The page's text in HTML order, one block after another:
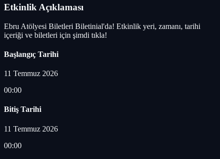
Etkinlik Açıklaması
Ebru Atölyesi Biletleri Biletinial'da! Etkinlik yeri, zamanı, tarihi
içeriği ve biletleri için şimdi tıkla!
Başlangıç Tarihi
11 Temmuz 2026
00:00
Bitiş Tarihi
11 Temmuz 2026
00:00